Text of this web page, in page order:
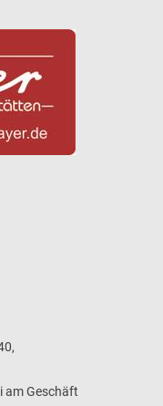
am Geschäft